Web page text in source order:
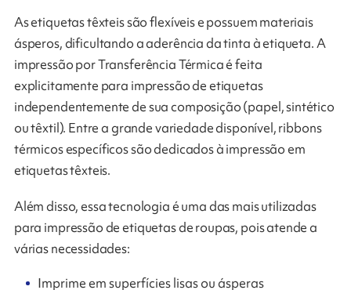
As etiquetas têxteis são flexíveis e possuem materiais
ásperos, dificultando a aderência da tinta à etiqueta. A
impressão por Transferência Térmica é feita
explicitamente para impressão de etiquetas
independentemente de sua composição (papel, sintético
ou têxtil). Entre a grande variedade disponível, ribbons
térmicos específicos são dedicados à impressão em
etiquetas têxteis.
Além disso, essa tecnologia é uma das mais utilizadas
para impressão de etiquetas de roupas, pois atende a
várias necessidades:
Imprime em superfícies lisas ou ásperas